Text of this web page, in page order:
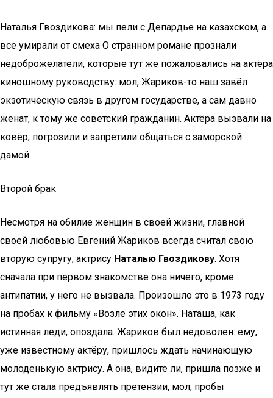
Наталья Гвоздикова: мы пели с Депардье на казахском, а
все умирали от смеха О странном романе прознали
недоброжелатели, которые тут же пожаловались на актёра
киношному руководству: мол, Жариков-то наш завёл
экзотическую связь в другом государстве, а сам давно
женат, к тому же советский гражданин. Актёра вызвали на
ковёр, погрозили и запретили общаться с заморской
дамой.
Второй брак
Несмотря на обилие женщин в своей жизни, главной
своей любовью Евгений Жариков всегда считал свою
вторую супругу, актрису Наталью Гвоздикову. Хотя
сначала при первом знакомстве она ничего, кроме
антипатии, у него не вызвала. Произошло это в 1973 году
на пробах к фильму «Возле этих окон». Наташа, как
истинная леди, опоздала. Жариков был недоволен: ему,
уже известному актёру, пришлось ждать начинающую
молоденькую актрису. А она, видите ли, пришла позже и
тут же стала предъявлять претензии, мол, пробы